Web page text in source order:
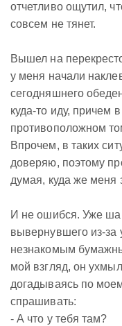
отчетливо ощутил,
совсем не тянет.
Вышел на
у меня начали
сегодняшнего
куда-то иду, причем
противоположном
Впрочем, в таких
доверяю, поэтому
думая, куда же меня
И не ошибся. Уже
вывернувшего из-за
незнакомым
мой взгляд, он
догадываясь по
спрашивать:
- А что у тебя там?